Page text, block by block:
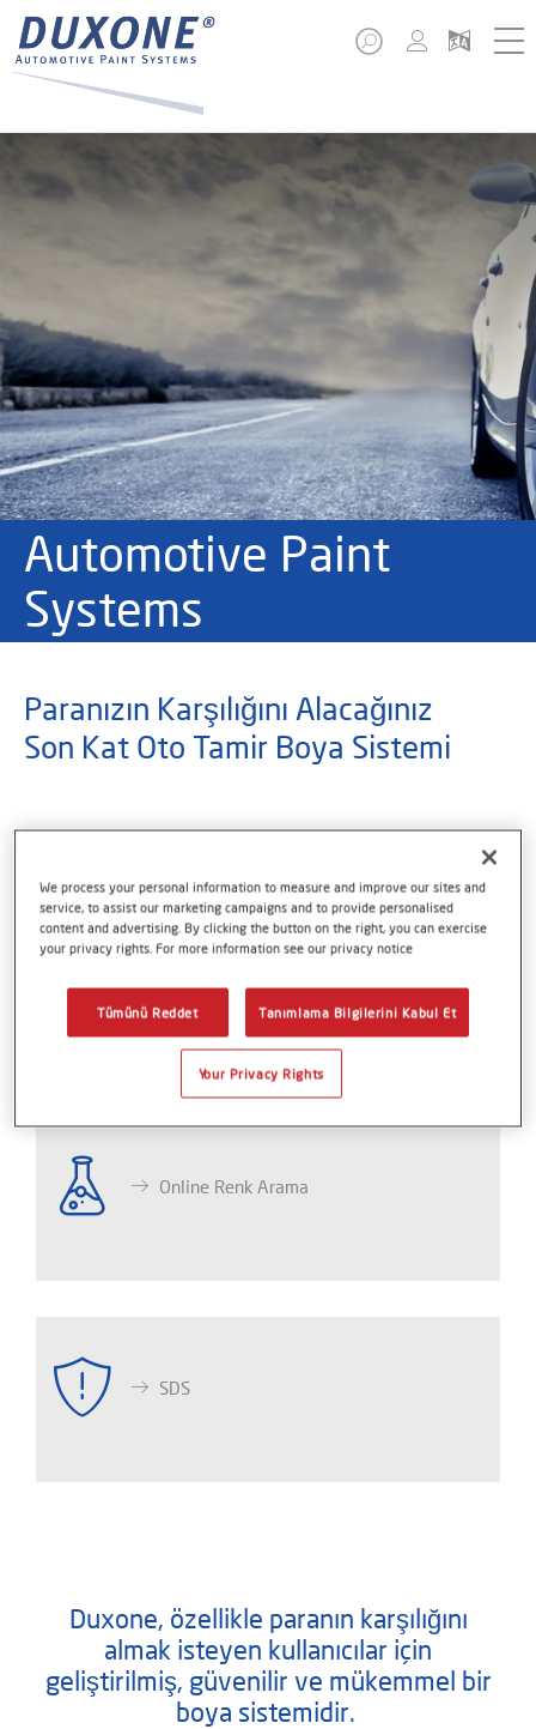
Automotive Paint
Systems
Paranızın Karşılığını Alacağınız
Son Kat Oto Tamir Boya Sistemi
TDS
Online Renk Arama
SDS
Duxone, özellikle paranın karşılığını
almak isteyen kullanıcılar için
geliştirilmiş, güvenilir ve mükemmel bir
boya sistemidir.
We process your personal information to measure and improve our sites and
service, to assist our marketing campaigns and to provide personalised
content and advertising. By clicking the button on the right, you can exercise
your privacy rights. For more information see our privacy notice
Tümünü Reddet Tanımlama Bilgilerini Kabul Et
Your Privacy Rights